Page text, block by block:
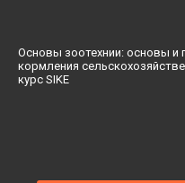
Основы зоотехнии: основы и
кормления
курс SIKE